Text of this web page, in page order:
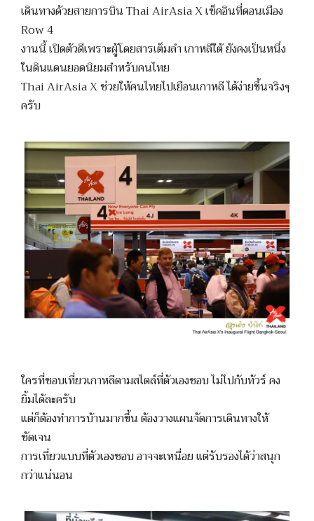
เดินทางด้วยสายการบิน Thai AirAsia X เช็คอินที่ดอนเมือง
Row 4
งานนี้ เปิดตัวดีเพราะผู้โดยสารเต็มลำ เกาหลีใต้ ยังคงเป็นหนึ่ง
ในดินแดนยอดนิยมสำหรับคนไทย
Thai AirAsia X ช่วยให้คนไทยไปเยือนเกาหลี ได้ง่ายขึ้นจริงๆ
ครับ
ใครที่ชอบเที่ยวเกาหลีตามสไตล์ที่ตัวเองชอบ ไม่ไปกับทัวร์ คง
ยิ้มได้ละครับ
แต่ก็ต้องทำการบ้านมากขึ้น ต้องวางแผนจัดการเดินทางให้
ชัดเจน
การเที่ยวแบบที่ตัวเองชอบ อาจจะเหนื่อย แต่รับรองได้ว่าสนุก
กว่าแน่นอน